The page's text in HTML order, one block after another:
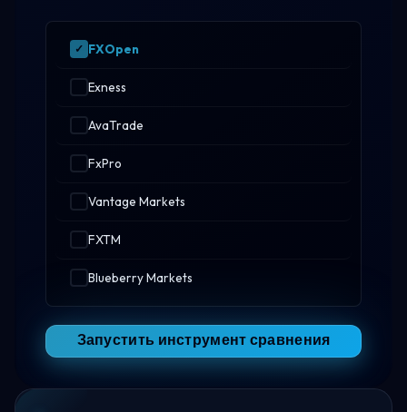
FXOpen
Exness
AvaTrade
FxPro
Vantage Markets
FXTM
Blueberry Markets
Запустить инструмент сравнения